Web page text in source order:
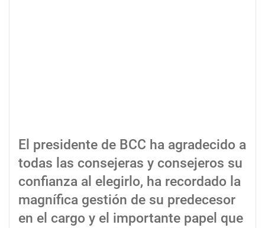
El presidente de BCC ha agradecido a
todas las consejeras y consejeros su
confianza al elegirlo, ha recordado la
magnífica gestión de su predecesor
en el cargo y el importante papel que